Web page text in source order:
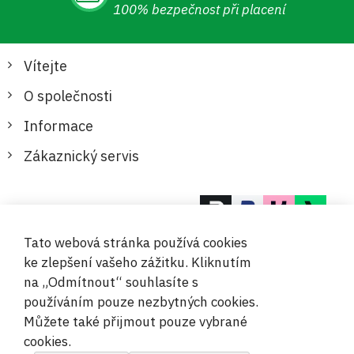
100% bezpečnost při placení
Vítejte
O společnosti
Informace
Zákaznický servis
© 2019-2026 Megamix s.r.o.
Tato webová stránka používá cookies
ke zlepšení vašeho zážitku. Kliknutím
na „Odmítnout“ souhlasíte s
používáním pouze nezbytných cookies.
Můžete také přijmout pouze vybrané
cookies.